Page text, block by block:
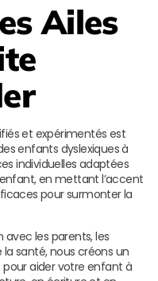
Ailes
et expérimentés est
enfants dyslexiques à
individuelles adaptées
en mettant l’accent
pour surmonter la
les parents, les
santé, nous créons un
aider votre enfant à